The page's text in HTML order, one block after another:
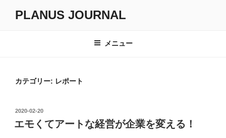
PLANUS JOURNAL
メニュー
カテゴリー: レポート
投
日:
2020-02-20
エモくてアートな経営が企業を変える！